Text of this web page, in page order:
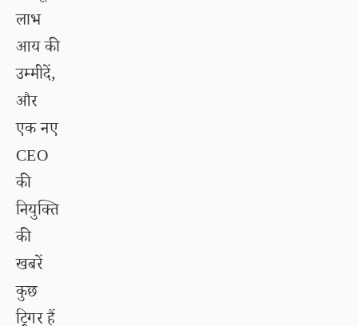
लाभ
आय की
उम्मीदें,
और
एक नए
CEO
की
नियुक्ति
की
खबरें
कुछ
ट्रिगर हैं